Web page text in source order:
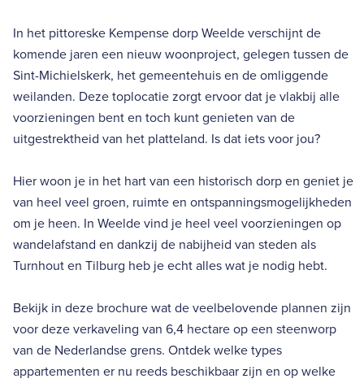
In het pittoreske Kempense dorp Weelde verschijnt de
komende jaren een nieuw woonproject, gelegen tussen de
Sint-Michielskerk, het gemeentehuis en de omliggende
weilanden. Deze toplocatie zorgt ervoor dat je vlakbij alle
voorzieningen bent en toch kunt genieten van de
uitgestrektheid van het platteland. Is dat iets voor jou?
Hier woon je in het hart van een historisch dorp en geniet je
van heel veel groen, ruimte en ontspanningsmogelijkheden
om je heen. In Weelde vind je heel veel voorzieningen op
wandelafstand en dankzij de nabijheid van steden als
Turnhout en Tilburg heb je echt alles wat je nodig hebt.
Bekijk in deze brochure wat de veelbelovende plannen zijn
voor deze verkaveling van 6,4 hectare op een steenworp
van de Nederlandse grens. Ontdek welke types
appartementen er nu reeds beschikbaar zijn en op welke